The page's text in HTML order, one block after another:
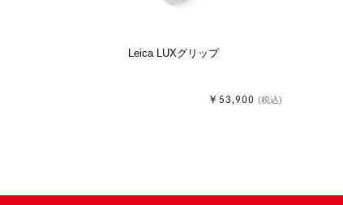
Leica LUXグリップ
￥53,900 (税込)